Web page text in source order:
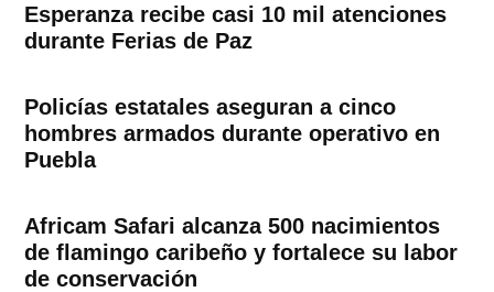
Esperanza recibe casi 10 mil atenciones
durante Ferias de Paz
Policías estatales aseguran a cinco
hombres armados durante operativo en
Puebla
Africam Safari alcanza 500 nacimientos
de flamingo caribeño y fortalece su labor
de conservación